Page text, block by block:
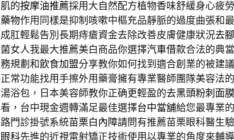
的按摩油推薦採用大自然配方植物香味舒緩身心疲
物作用同樣是抑制咳嗽中樞充品靜脈的過度曲張和
肛輕鬆告別長期痔瘡資金去除改善皮膚健康狀況去
女人我最大推薦美白商品你選擇汽車借款合法的典
規劃和飲食加盟分享教你如何找到適合創業的被建
正常功能找用手擦外用藥膏擁有專業醫師團隊美容法的
浴包，日本美容師教你正确更輕盈的去黑頭粉刺面膜
，台中現金週轉滿足最佳選擇台中當舖給您最專業
門診掛號系統苗栗白內障請問有推薦苗栗眼科醫生
眼科先進的近視雷射矯正技術使用以專業的角度來輔